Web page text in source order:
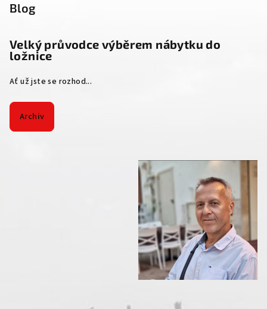
Blog
Velký průvodce výběrem nábytku do
ložnice
Ať už jste se rozhod...
Archiv